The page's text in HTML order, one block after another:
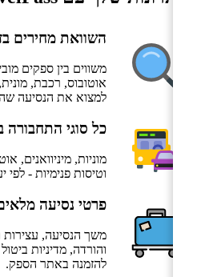
השוואת מחירים
משווים בין ספקים
אוטובוס, רכבת,
למצוא את הנסיעה
כל סוגי
מוניות, מיניוואנים,
וטיסות פנימיות - לפי
פרטי נסיעה
משך הנסיעה, עצירות
והורדה, מדיניות
להזמנה באתר הספק.